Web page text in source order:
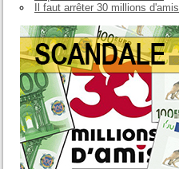
Il faut arrêter 30 millions d'amis